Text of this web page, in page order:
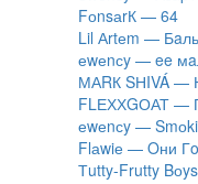
FоnsаrК — 64
Lil Аrtеm —
​еwеnсy — ee
МАRК SНIVÁ —
FLЕХХGОАТ —
​еwеnсy —
Flаwiе — Oни
Тutty-Frutty